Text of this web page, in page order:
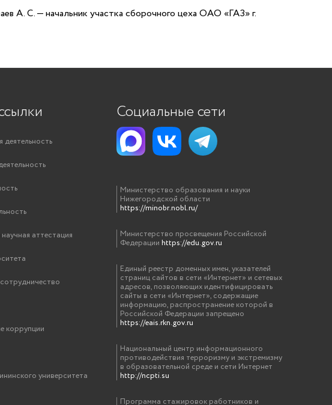
А. С. — начальник участка сборочного цеха ОАО «ГАЗ» г.
деятельность
аттестация
коррупции
университета
Социальные сети
Министерство образования и науки
Нижегородской области
https://minobr.nobl.ru/
Министерство просвещения Российской
Федерации https://edu.gov.ru
Единый реестр доменных имен, указателей
страниц сайтов в сети «Интернет» и сетевых
адресов, позволяющих идентифицировать
сайты в сети «Интернет», содержащие
информацию, распространение которой в
Российской Федерации запрещено
https://eais.rkn.gov.ru
Национальный центр информационного
противодействия терроризму и экстремизму
в образовательной среде и сети Интернет
http://ncpti.su
Программа стажировок работников и